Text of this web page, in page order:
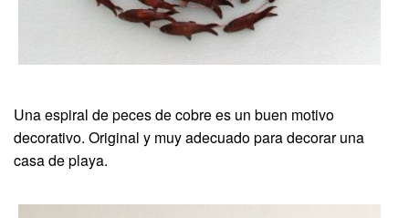
Una espiral de peces de cobre es un buen motivo
decorativo. Original y muy adecuado para decorar una
casa de playa.